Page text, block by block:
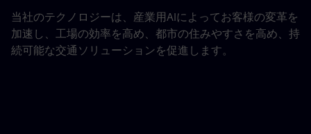
当社のテクノロジーは、産業用AIによってお客様の変革を
加速し、工場の効率を高め、都市の住みやすさを高め、持
続可能な交通ソリューションを促進します。